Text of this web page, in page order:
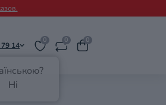
14
0 0 0
Ні